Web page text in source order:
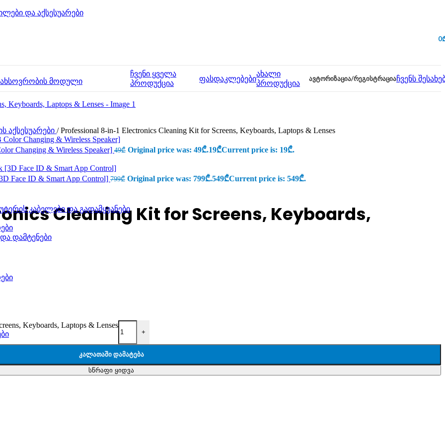
0
და აქსესუარები
მოდული
კაბელები და გადამყვანები
დამტენები
ჩვენი ყველა
პროდუქცია
ფასდაკლებები
ახალი
პროდუქცია
ᲐᲕᲢᲝᲠᲘᲖᲐᲪᲘᲐ/ᲠᲔᲒᲘᲡᲢᲠᲐᲪᲘᲐჩვენს
აქსესუარები / Professional 8-in-1 Electronics Cleaning Kit for Screens, Keyboards, Laptops & Lenses
Changing & Wireless Speaker] 49₾ Original price was: 49₾.19₾Current price is: 19₾.
Face ID & Smart App Control] 799₾ Original price was: 799₾.549₾Current price is: 549₾.
Cleaning Kit for Screens, Keyboards,
Keyboards, Laptops & Lenses
+
ᲙᲐᲚᲐᲗᲐᲨᲘ ᲓᲐᲛᲐᲢᲔᲑᲐ
სწრაფი ყიდვა